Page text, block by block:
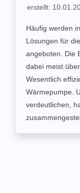
erstellt:
Häufig werden
Lösungen für
angeboten. Die
dabei meist
Wesentlich
Wärmepumpe.
verdeutlichen,